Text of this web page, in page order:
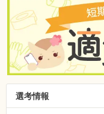
選考情報